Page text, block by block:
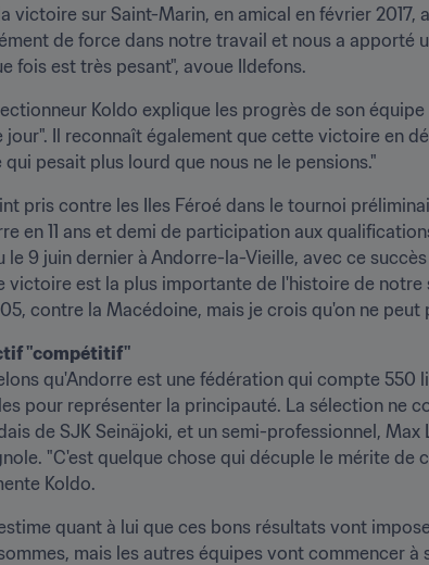
victoire sur Saint-Marin, en amical en février
de force dans notre travail et nous a apporté
fois est très pesant", avoue Ildefons.
Koldo explique les progrès de son
jour". Il reconnaît également que cette victoire en
qui pesait plus lourd que nous ne le pensions."
pris contre les Iles Féroé dans le tournoi
en 11 ans et demi de participation aux
le 9 juin dernier à Andorre-la-Vieille, avec ce
victoire est la plus importante de l'histoire de
contre la Macédoine, mais je crois qu'on ne peut
"compétitif"
qu'Andorre est une fédération qui compte 550
pour représenter la principauté. La sélection ne
de SJK Seinäjoki, et un semi-professionnel,
"C'est quelque chose qui décuple le mérite de
Koldo.
quant à lui que ces bons résultats vont
mais les autres équipes vont commencer